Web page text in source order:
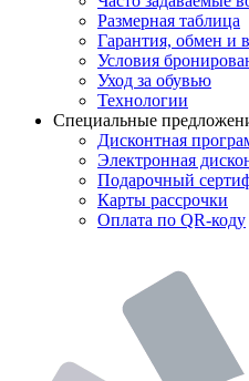
Размерная таблица
Гарантия, обмен и
Условия
Уход за обувью
Технологии
Специальные
Дисконтная
Электронная
Подарочный
Карты рассрочки
Оплата по QR-коду